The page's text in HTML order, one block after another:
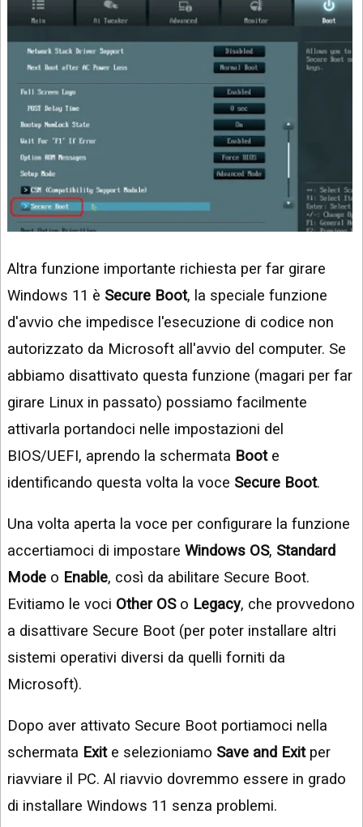
Altra funzione importante richiesta per far girare
Windows 11 è Secure Boot, la speciale funzione
d'avvio che impedisce l'esecuzione di codice non
autorizzato da Microsoft all'avvio del computer. Se
abbiamo disattivato questa funzione (magari per far
girare Linux in passato) possiamo facilmente
attivarla portandoci nelle impostazioni del
BIOS/UEFI, aprendo la schermata Boote
identificando questa volta la voce Secure Boot.
Una volta aperta la voce per configurare la funzione
accertiamoci di impostare Windows OS, Standard
Mode o Enable, così da abilitare Secure Boot.
Evitiamo le voci Other OSo Legacy, che provvedono
a disattivare Secure Boot (per poter installare altri
sistemi operativi diversi da quelli forniti da
Microsoft).
Dopo aver attivato Secure Boot portiamoci nella
schermata Exite selezioniamo Save and Exitper
riavviare il PC. Al riavvio dovremmo essere in grado
di installare Windows 11 senza problemi.